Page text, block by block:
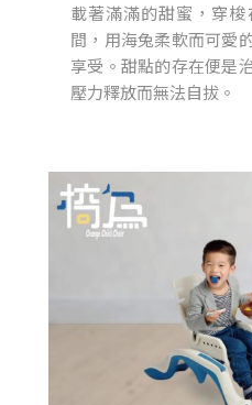
載著滿滿的甜蜜，穿
間，用海兔柔軟而可愛
享受。甜點的存在便是
壓力釋放而無法自拔。